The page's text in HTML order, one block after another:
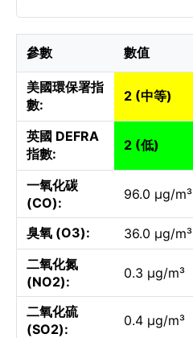
參數 數值
美國環保署指
數:
2 (中等)
英國 DEFRA
指數:
2 (低)
一氧化碳
(CO):
96.0 µg/m³
臭氧 (O3):
36.0 µg/m³
二氧化氮
(NO2):
0.3 µg/m³
二氧化硫
(SO2):
0.4 µg/m³